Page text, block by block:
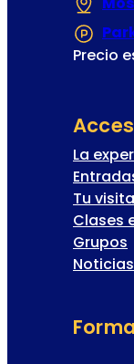
Precio
La
Tu visita
Clases
Grupos
Noticias